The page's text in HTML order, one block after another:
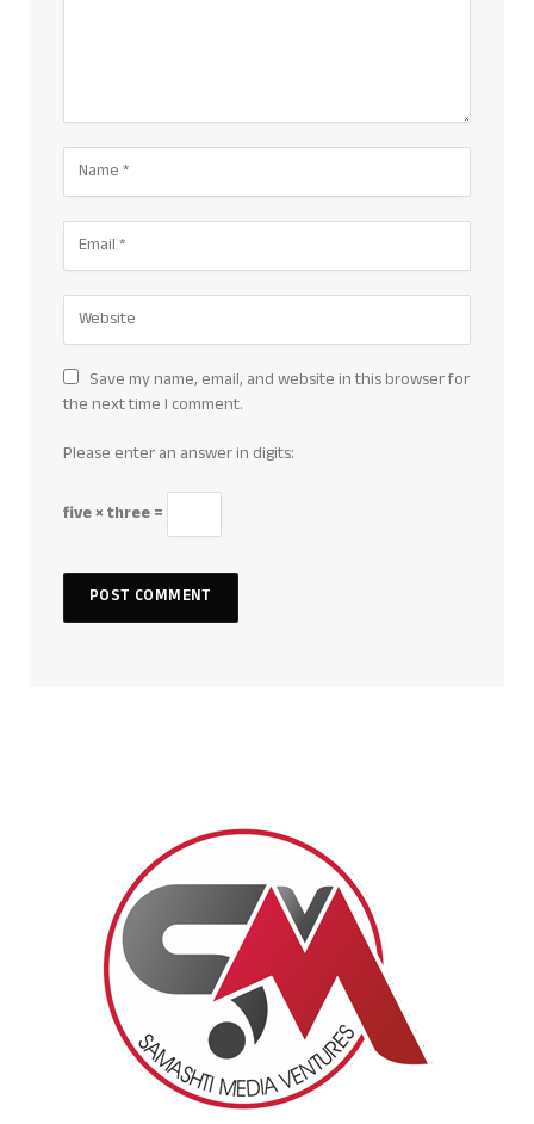
Save my name, email, and website in this browser for
the next time I comment.
Please enter an answer in digits:
five × three =